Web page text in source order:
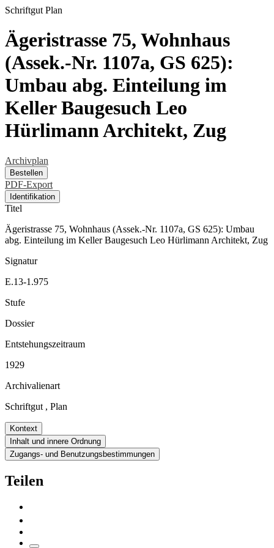
Schriftgut Plan
Ägeristrasse 75, Wohnhaus
(Assek.-Nr. 1107a, GS 625):
Umbau abg. Einteilung im
Keller Baugesuch Leo
Hürlimann Architekt, Zug
Archivplan
Bestellen
PDF-Export
Identifikation
Titel
Ägeristrasse 75, Wohnhaus (Assek.-Nr. 1107a, GS 625): Umbau
abg. Einteilung im Keller Baugesuch Leo Hürlimann Architekt, Zug
Signatur
E.13-1.975
Stufe
Dossier
Entstehungszeitraum
1929
Archivalienart
Schriftgut , Plan
Kontext
Inhalt und innere Ordnung
Zugangs- und Benutzungsbestimmungen
Teilen